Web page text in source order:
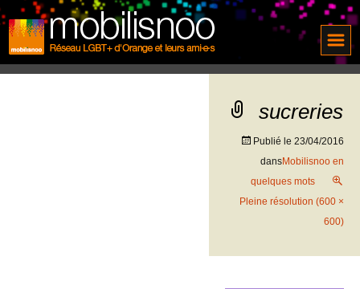
sucreries
Publié le 23/04/2016
dansMobilisnoo en
quelques mots
Pleine résolution (600 ×
600)